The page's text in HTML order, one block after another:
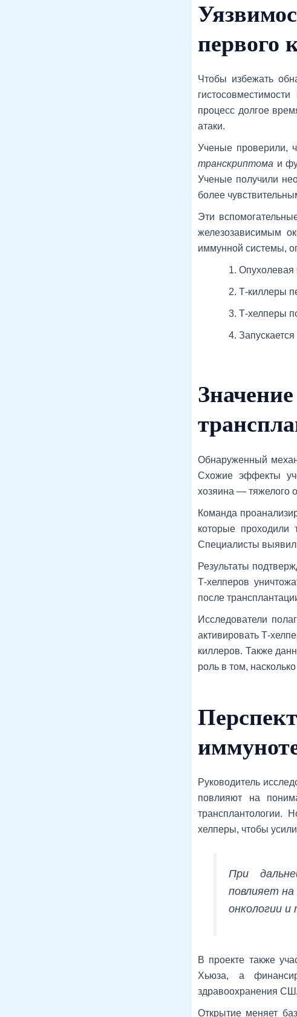
первого
Чтобы избежать
процесс долгое
атаки.
Ученые проверили,
транскриптома и
Ученые получили
более
Эти
железозависимым
иммунной системы,
Опухолевая
Т-киллеры
Т-хелперы
Обнаруженный
Схожие эффекты
хозяина — тяжелого
Команда
которые проходили
Специалисты
Результаты
Т-хелперов
после
Исследователи
активировать Т-
киллеров. Также
роль в том,
Руководитель
повлияют на
трансплантологии.
хелперы, чтобы
При
повлияет
онкологии и
В проекте также
Хьюза, а
здравоохранения
Открытие меняет